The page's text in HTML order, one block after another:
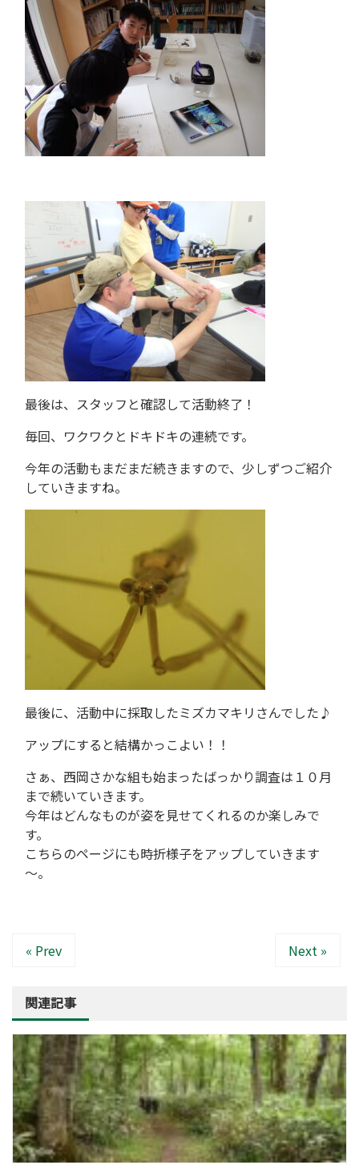
最後は、スタッフと確認して活動終了！
毎回、ワクワクとドキドキの連続です。
今年の活動もまだまだ続きますので、少しずつご紹介
していきますね。
最後に、活動中に採取したミズカマキリさんでした♪
アップにすると結構かっこよい！！
さぁ、西岡さかな組も始まったばっかり調査は１０月
まで続いていきます。
今年はどんなものが姿を見せてくれるのか楽しみで
す。
こちらのページにも時折様子をアップしていきます
～。
« Prev Next »
関連記事